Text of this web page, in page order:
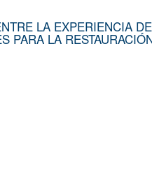
LA EXPERIENCIA
PARA LA